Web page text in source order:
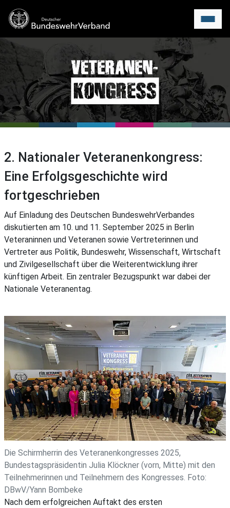
Menu
2. Nationaler Veteranenkongress:
Eine Erfolgsgeschichte wird
fortgeschrieben
Auf Einladung des Deutschen BundeswehrVerbandes
diskutierten am 10. und 11. September 2025 in Berlin
Veteraninnen und Veteranen sowie Vertreterinnen und
Vertreter aus Politik, Bundeswehr, Wissenschaft, Wirtschaft
und Zivilgesellschaft über die Weiterentwicklung ihrer
künftigen Arbeit. Ein zentraler Bezugspunkt war dabei der
Nationale Veteranentag.
Die Schirmherrin des Veteranenkongresses 2025,
Bundestagspräsidentin Julia Klöckner (vorn, Mitte) mit den
Teilnehmerinnen und Teilnehmern des Kongresses. Foto:
DBwV/Yann Bombeke
Nach dem erfolgreichen Auftakt des ersten